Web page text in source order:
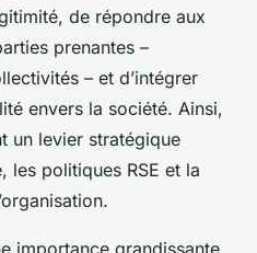
de répondre aux
prenantes –
– et d’intégrer
envers la société. Ainsi,
un levier stratégique
les politiques RSE et la